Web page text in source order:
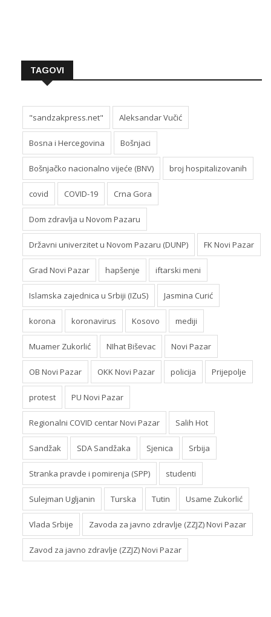
TAGOVI
"sandzakpress.net" Aleksandar Vučić
Bosna i Hercegovina Bošnjaci
Bošnjačko nacionalno vijeće (BNV) broj hospitalizovanih
covid COVID-19 Crna Gora
Dom zdravlja u Novom Pazaru
Državni univerzitet u Novom Pazaru (DUNP) FK Novi Pazar
Grad Novi Pazar hapšenje iftarski meni
Islamska zajednica u Srbiji (IZuS) Jasmina Curić
korona koronavirus Kosovo mediji
Muamer Zukorlić NIhat Biševac Novi Pazar
OB Novi Pazar OKK Novi Pazar policija Prijepolje
protest PU Novi Pazar
Regionalni COVID centar Novi Pazar Salih Hot
Sandžak SDA Sandžaka Sjenica Srbija
Stranka pravde i pomirenja (SPP) studenti
Sulejman Ugljanin Turska Tutin Usame Zukorlić
Vlada Srbije Zavoda za javno zdravlje (ZZJZ) Novi Pazar
Zavod za javno zdravlje (ZZJZ) Novi Pazar